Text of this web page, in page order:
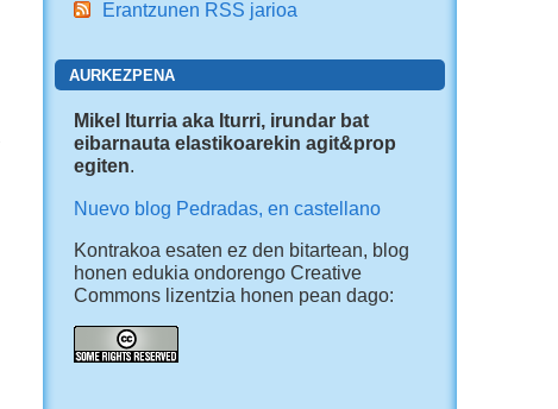
Erantzunen RSS jarioa
AURKEZPENA
Mikel Iturria aka Iturri, irundar bat
eibarnauta elastikoarekin agit&prop
egiten.
Nuevo blog Pedradas, en castellano
Kontrakoa esaten ez den bitartean, blog
honen edukia ondorengo Creative
Commons lizentzia honen pean dago: